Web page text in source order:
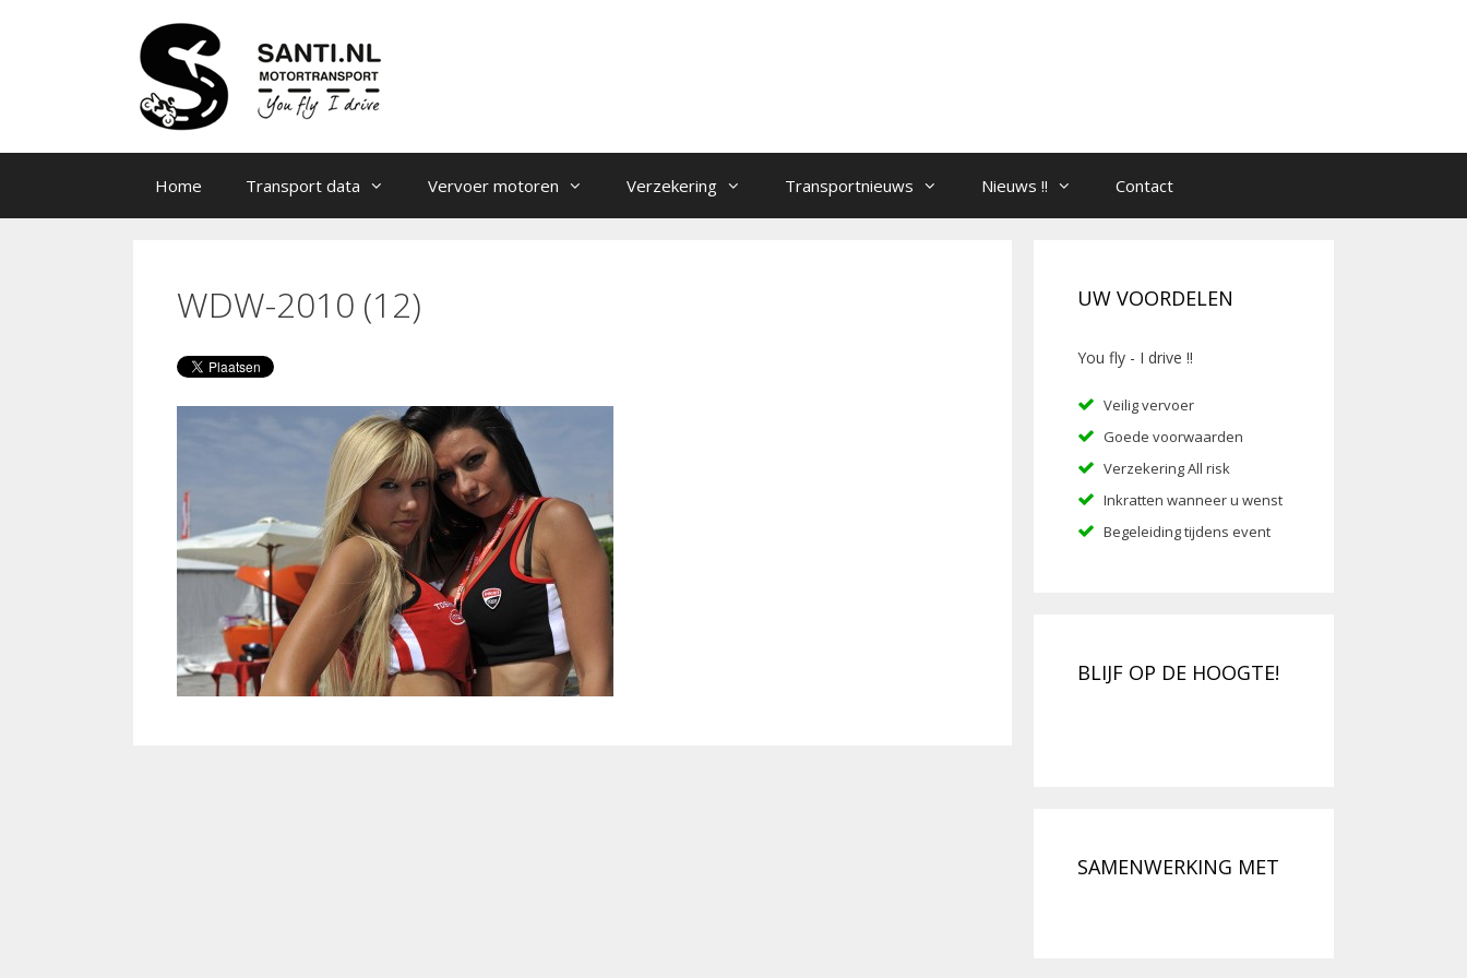
Home Transport data Vervoer motoren Verzekering Transportnieuws Nieuws !! Contact
WDW-2010 (12) UW VOORDELEN
You fly - I drive !!
Veilig vervoer
Goede voorwaarden
Verzekering All risk
Inkratten wanneer u wenst
Begeleiding tijdens event
BLIJF OP DE HOOGTE!
SAMENWERKING MET